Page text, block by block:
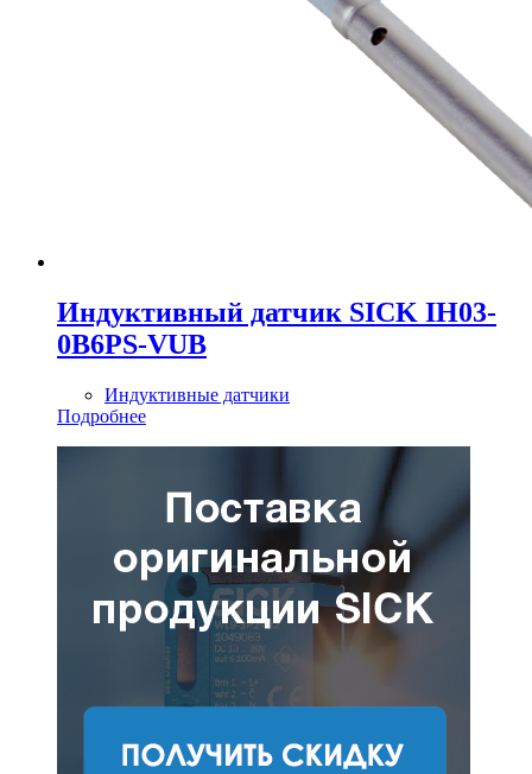
Индуктивный датчик SICK IH03-
0B6PS-VUB
Индуктивные датчики
Подробнее